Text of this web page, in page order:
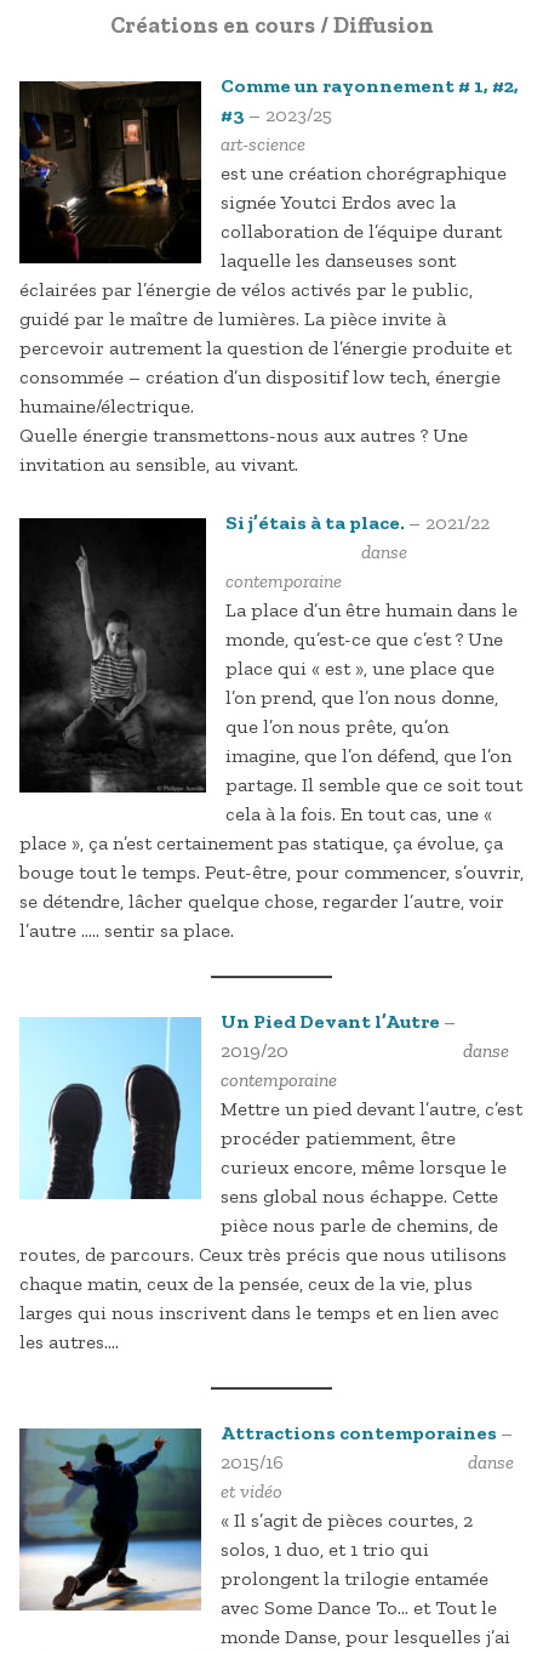
Créations en cours / Diffusion
Comme un rayonnement # 1, #2,
#3 – 2023/25
art-science
est une création chorégraphique
signée Youtci Erdos avec la
collaboration de l’équipe durant
laquelle les danseuses sont
éclairées par l’énergie de vélos activés par le public,
guidé par le maître de lumières. La pièce invite à
percevoir autrement la question de l’énergie produite et
consommée – création d’un dispositif low tech, énergie
humaine/électrique.
Quelle énergie transmettons-nous aux autres ? Une
invitation au sensible, au vivant.
Si j’étais à ta place. – 2021/22
danse
contemporaine
La place d’un être humain dans le
monde, qu’est-ce que c’est ? Une
place qui « est », une place que
l’on prend, que l’on nous donne,
que l’on nous prête, qu’on
imagine, que l’on défend, que l’on
partage. Il semble que ce soit tout
cela à la fois. En tout cas, une «
place », ça n’est certainement pas statique, ça évolue, ça
bouge tout le temps. Peut-être, pour commencer, s’ouvrir,
se détendre, lâcher quelque chose, regarder l’autre, voir
l’autre ….. sentir sa place.
Un Pied Devant l’Autre –
2019/20 danse
contemporaine
Mettre un pied devant l’autre, c’est
procéder patiemment, être
curieux encore, même lorsque le
sens global nous échappe. Cette
pièce nous parle de chemins, de
routes, de parcours. Ceux très précis que nous utilisons
chaque matin, ceux de la pensée, ceux de la vie, plus
larges qui nous inscrivent dans le temps et en lien avec
les autres….
Attractions contemporaines –
2015/16 danse
et vidéo
« Il s’agit de pièces courtes, 2
solos, 1 duo, et 1 trio qui
prolongent la trilogie entamée
avec Some Dance To… et Tout le
monde Danse, pour lesquelles j’ai